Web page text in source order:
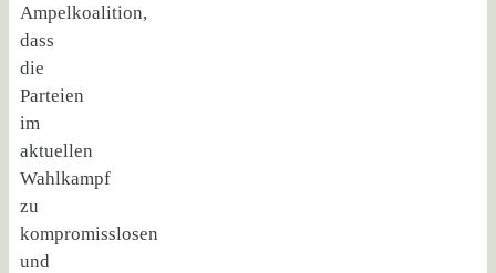
Ampelkoalition,
dass
die
Parteien
im
aktuellen
Wahlkampf
zu
kompromisslosen
und